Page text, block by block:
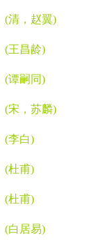
(清，赵翼)
(王昌龄)
(谭嗣同)
(宋，苏麟)
(李白)
(杜甫)
(杜甫)
(白居易)